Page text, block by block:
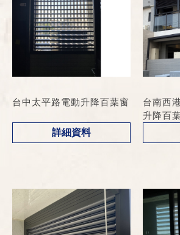
台中太平路電動升降百葉窗
詳細資料
台南西
升降百